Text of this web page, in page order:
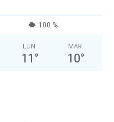
100 %
LUN
11 °
MAR
10°